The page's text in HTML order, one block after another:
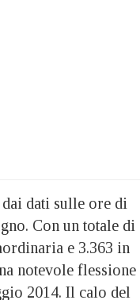
dati sulle ore di
Con un totale di
e 3.363 in
notevole flessione
2014. Il calo del